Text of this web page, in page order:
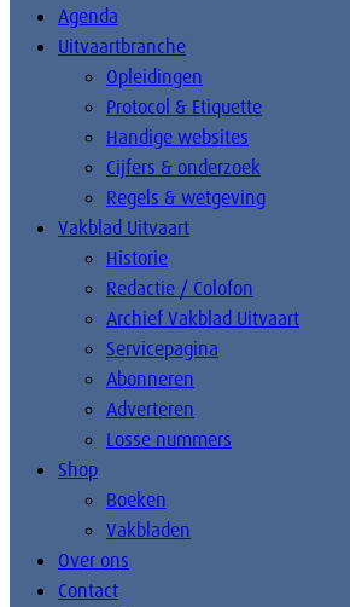
Agenda
Uitvaartbranche
Opleidingen
Protocol & Etiquette
Handige websites
Cijfers & onderzoek
Regels & wetgeving
Vakblad Uitvaart
Historie
Redactie / Colofon
Archief Vakblad Uitvaart
Servicepagina
Abonneren
Adverteren
Losse nummers
Shop
Boeken
Vakbladen
Over ons
Contact